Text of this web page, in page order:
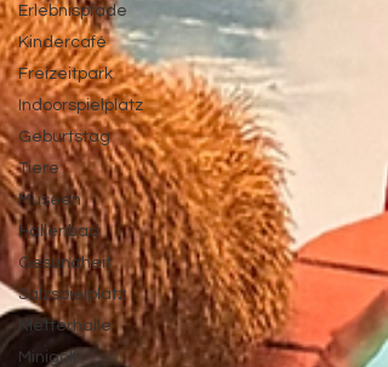
Erlebnispfade
Kindercafé
Freizeitpark
Indoorspielplatz
Geburtstag
Tiere
Museen
Hallenbad
Gesundheit
Salzspielplatz
Kletterhalle
Minigolf